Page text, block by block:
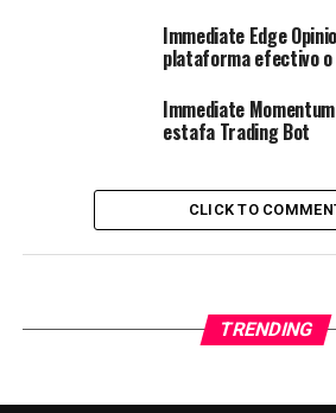
Immediate Edge
plataforma efectivo
Immediate
estafa Trading Bot
CLICK TO
TRENDING